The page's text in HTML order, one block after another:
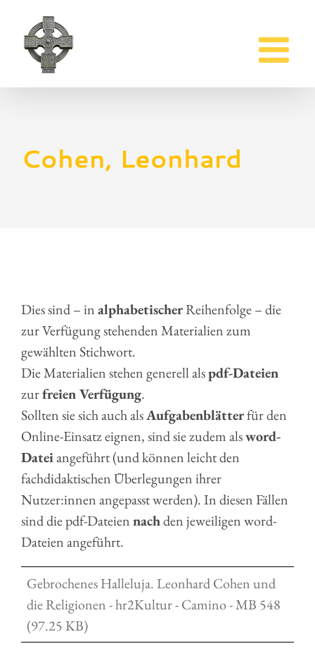
Inhalt
springen
Cohen, Leonhard
Dies sind – inalphabetischerReihenfolge – die
zur Verfügung stehenden Materialien zum
gewählten Stichwort.
Die Materialien stehen generell alspdf-Dateien
zurfreien Verfügung.
Sollten sie sich auch alsAufgabenblätterfür den
Online-Einsatz eignen, sind sie zudem alsword-
Dateiangeführt (und können leicht den
fachdidaktischen Überlegungen ihrer
Nutzer:innen angepasst werden). In diesen Fällen
sind die pdf-Dateiennachden jeweiligen word-
Dateien angeführt.
Gebrochenes Halleluja. Leonhard Cohen und
die Religionen - hr2Kultur - Camino - MB 548
(97.25 KB)